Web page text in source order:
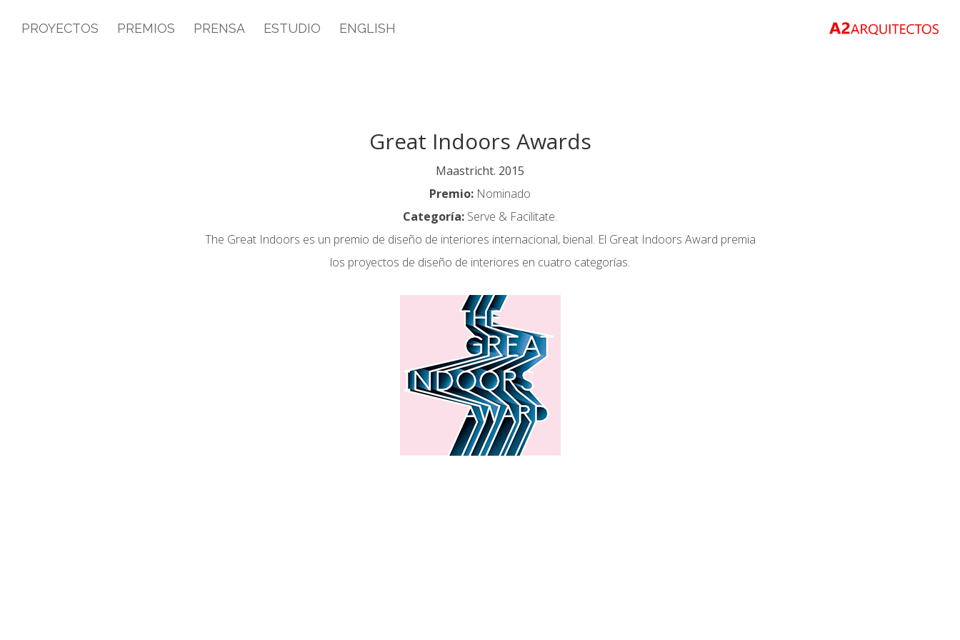
PROYECTOS PREMIOS PRENSA ESTUDIO ENGLISH
Great Indoors Awards
Maastricht. 2015
Premio: Nominado
Categoría: Serve & Facilitate.
The Great Indoors es un premio de diseño de interiores internacional, bienal. El Great Indoors Award premia
los proyectos de diseño de interiores en cuatro categorías.